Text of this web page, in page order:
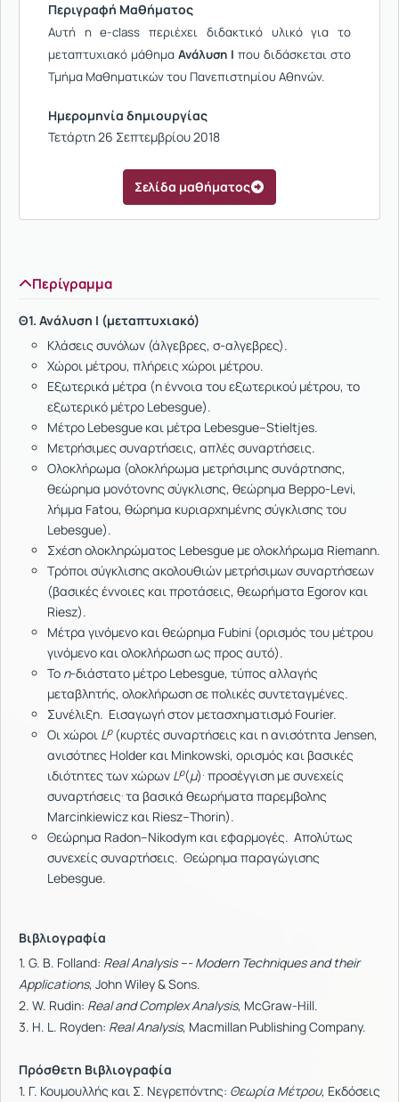
Περιγραφή Μαθήματος
Αυτή η e-class περιέχει διδακτικό υλικό για το
μεταπτυχιακό μάθημα Ανάλυση Ι που διδάσκεται στο
Τμήμα Μαθηματικών του Πανεπιστημίου Αθηνών.
Ημερομηνία δημιουργίας
Τετάρτη 26 Σεπτεμβρίου 2018
Σελίδα μαθήματος
Περίγραμμα
Θ1. Ανάλυση Ι (μεταπτυχιακό)
Κλάσεις συνόλων (άλγεβρες, σ-αλγεβρες).
Χώροι μέτρου, πλήρεις χώροι μέτρου.
Εξωτερικά μέτρα (η έννοια του εξωτερικού μέτρου, το
εξωτερικό μέτρο Lebesgue).
Μέτρο Lebesgue και μέτρα Lebesgue--Stieltjes.
Μετρήσιμες συναρτήσεις, απλές συναρτήσεις.
Ολοκλήρωμα (ολοκλήρωμα μετρήσιμης συνάρτησης,
θεώρημα μονότονης σύγκλισης, θεώρημα Beppo-Levi,
λήμμα Fatou, θώρημα κυριαρχημένης σύγκλισης του
Lebesgue).
Σχέση ολοκληρώματος Lebesgue με ολοκλήρωμα Riemann.
Τρόποι σύγκλισης ακολουθιών μετρήσιμων συναρτήσεων
(βασικές έννοιες και προτάσεις, θεωρήματα Egorov και
Riesz).
Μέτρα γινόμενο και θεώρημα Fubini (ορισμός του μέτρου
γινόμενο και ολοκλήρωση ως προς αυτό).
Το n-διάστατο μέτρο Lebesgue, τύπος αλλαγής
μεταβλητής, ολοκλήρωση σε πολικές συντεταγμένες.
Συνέλιξη. Εισαγωγή στον μετασχηματισμό Fourier.
Οι χώροι Lp(κυρτές συναρτήσεις και η ανισότητα Jensen,
ανισότηες Holder και Minkowski, ορισμός και βασικές
ιδιότητες των χώρων Lp(μ) προσέγγιση με συνεχείς
συναρτήσεις τα βασικά θεωρήματα παρεμβολης
Marcinkiewicz και Riesz--Thorin).
Θεώρημα Radon--Nikodym και εφαρμογές. Απολύτως
συνεχείς συναρτήσεις. Θεώρημα παραγώγισης
Lebesgue.
Βιβλιογραφία
1. G. B. Folland: Real Analysis --- Modern Techniques and their
Applications, John Wiley & Sons.
2. W. Rudin: Real and Complex Analysis, McGraw-Hill.
3. H. L. Royden: Real Analysis, Macmillan Publishing Company.
Πρόσθετη Βιβλιογραφία
1. Γ. Κουμουλλής και Σ. Νεγρεπόντης: Θεωρία Μέτρου, Εκδόσεις